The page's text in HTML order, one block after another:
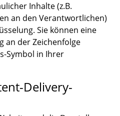
Inhalte (z.B.
an den Verantwortlichen)
Sie können eine
an der Zeichenfolge
Symbol in Ihrer
Delivery-